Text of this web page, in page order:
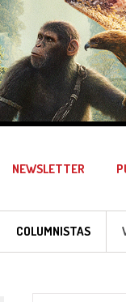
NEWSLETTER
COLUMNISTAS